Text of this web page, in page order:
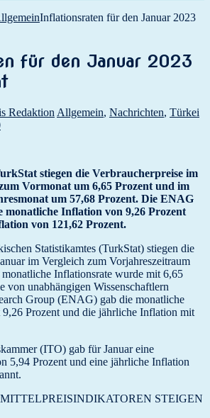
Inflationsraten für den Januar 2023
für den Januar 2023
Redaktion Allgemein, Nachrichten, Türkei
stiegen die Verbraucherpreise im
Vormonat um 6,65 Prozent und im
um 57,68 Prozent. Die ENAG
monatliche Inflation von 9,26 Prozent
von 121,62 Prozent.
Statistikamtes (TurkStat) stiegen die
im Vergleich zum Vorjahreszeitraum
Inflationsrate wurde mit 6,65
von unabhängigen Wissenschaftlern
Group (ENAG) gab die monatliche
Prozent und die jährliche Inflation mit
(ITO) gab für Januar eine
5,94 Prozent und eine jährliche Inflation
STEIGEN